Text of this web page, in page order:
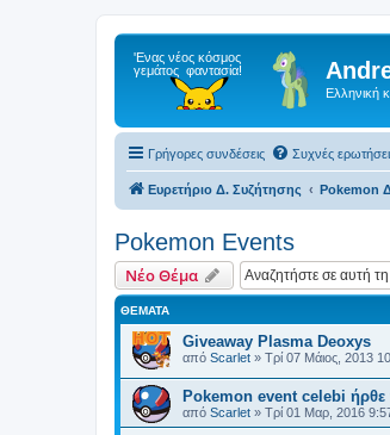
Ελληνική
Γρήγορες συνδέσεις Συχνές
Ευρετήριο Δ. Συζήτησης Pokemon
Pokemon Events
Νέο Θέμα
ΘΈΜΑΤΑ
Giveaway Plasma Deoxys
από Scarlet » Τρί 07 Μάιος, 2013
Pokemon event celebi
από Scarlet » Τρί 01 Μαρ, 2016